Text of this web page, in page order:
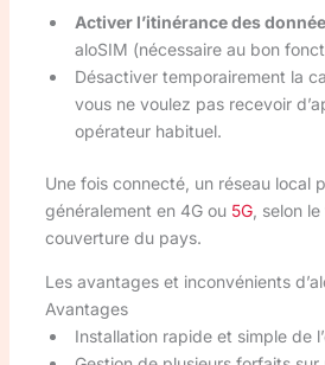
Activer l’itinérance des
aloSIM (nécessaire au bon
Désactiver temporairement la
vous ne voulez pas recevoir
opérateur habituel.
Une fois connecté, un réseau local
généralement en 4G ou 5G, selon
couverture du pays.
Les avantages et inconvénients
Avantages
Installation rapide et simple de